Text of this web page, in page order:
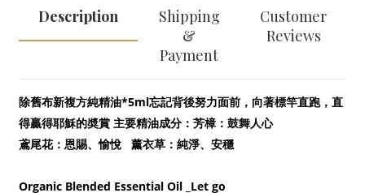
Description
Shipping
&
Payment
Customer
Reviews
除舊布新複方純精油*5ml忘記背後努力面前，向著標竿直跑，直
得贏得耶穌的奬賞 主要精油成分：芳樟：鼓舞人心
鳶尾花：恩賜、愉悅
薰衣草：純淨、安穩
Organic Blended Essential Oil _Let go